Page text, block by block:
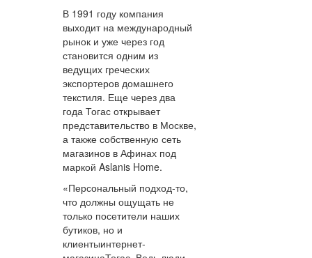
В 1991 году компания
выходит на международный
рынок и уже через год
становится одним из
ведущих греческих
экспортеров домашнего
текстиля. Еще через два
года Тогас открывает
представительство в Москве,
а также собственную сеть
магазинов в Афинах под
маркой Aslanis Home.
«Персональный подход-то,
что должны ощущать не
только посетители наших
бутиков, но и
клиентыинтернет-